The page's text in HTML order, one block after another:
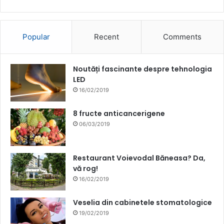
Popular Recent Comments
Noutăți fascinante despre tehnologia
LED
16/02/2019
8 fructe anticancerigene
06/03/2019
Restaurant Voievodal Băneasa? Da,
vă rog!
16/02/2019
Veselia din cabinetele stomatologice
19/02/2019